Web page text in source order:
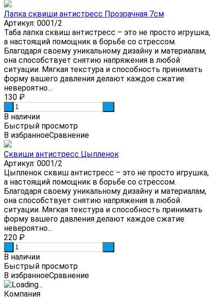
Лапка сквиши антистресс Прозрачная 7см
Артикул: 0001/2
Таба лапка сквиш антистресс – это не просто игрушка,
а настоящий помощник в борьбе со стрессом.
Благодаря своему уникальному дизайну и материалам,
она способствует снятию напряжения в любой
ситуации. Мягкая текстура и способность принимать
форму вашего давления делают каждое сжатие
невероятно...
130 ₽
В наличии
Быстрый просмотр
В избранноеСравнение
Сквиши антистресс Цыпленок
Артикул: 0001/2
Цыпленок сквиш антистресс – это не просто игрушка,
а настоящий помощник в борьбе со стрессом.
Благодаря своему уникальному дизайну и материалам,
она способствует снятию напряжения в любой
ситуации. Мягкая текстура и способность принимать
форму вашего давления делают каждое сжатие
невероятно...
220 ₽
В наличии
Быстрый просмотр
В избранноеСравнение
Компания